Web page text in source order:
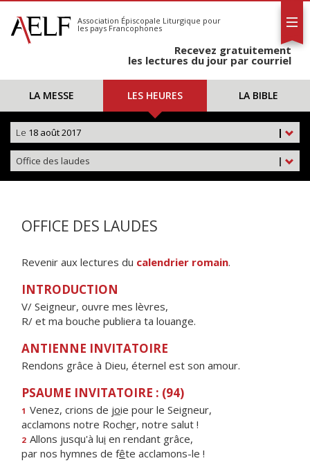
S'abonner
Calendrier
Association Épiscopale Liturgique pour
les pays Francophones
Recevez gratuitement
les lectures du jour par courriel
LA MESSE LES HEURES LA BIBLE
|
Le 18 août 2017
|
Office des laudes
OFFICE DES LAUDES
Revenir aux lectures du calendrier romain.
INTRODUCTION
V/ Seigneur, ouvre mes lèvres,
R/ et ma bouche publiera ta louange.
ANTIENNE INVITATOIRE
Rendons grâce à Dieu, éternel est son amour.
PSAUME INVITATOIRE : (94)
1 Venez, crions de joie pour le Seigneur,
acclamons notre Rocher, notre salut !
2 Allons jusqu'à lui en rendant grâce,
par nos hymnes de fête acclamons-le !